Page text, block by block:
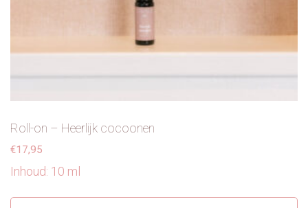
Roll-on – Heerlijk cocoonen
€17,95
Inhoud: 10 ml